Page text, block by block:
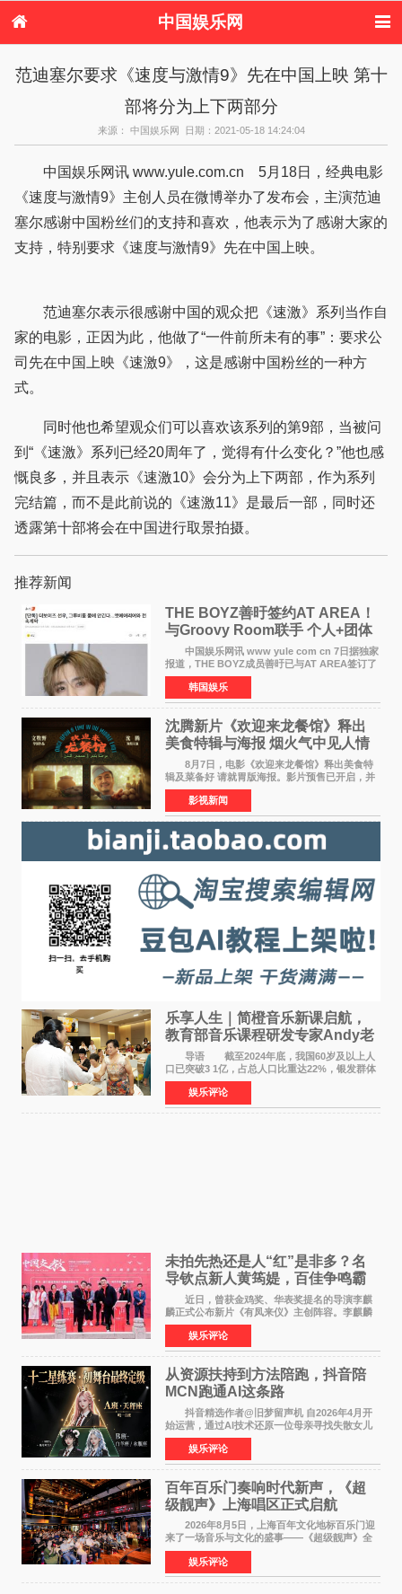
中国娱乐网
港台娱乐
日本娱乐 韩国娱乐
欧美娱乐
音乐新闻 影视新闻
港台明星八卦
日本韩国明星
欧美明星八卦
范迪塞尔要求《速度与激情9》先在中国上映 第十
部将分为上下两部分
来源： 中国娱乐网 日期：2021-05-18 14:24:04
中国娱乐网讯 www.yule.com.cn 5月18日，经典电影
《速度与激情9》主创人员在微博举办了发布会，主演范迪
塞尔感谢中国粉丝们的支持和喜欢，他表示为了感谢大家的
支持，特别要求《速度与激情9》先在中国上映。
范迪塞尔表示很感谢中国的观众把《速激》系列当作自
家的电影，正因为此，他做了“一件前所未有的事”：要求公
司先在中国上映《速激9》，这是感谢中国粉丝的一种方
式。
同时他也希望观众们可以喜欢该系列的第9部，当被问
到“《速激》系列已经20周年了，觉得有什么变化？”他也感
慨良多，并且表示《速激10》会分为上下两部，作为系列
完结篇，而不是此前说的《速激11》是最后一部，同时还
透露第十部将会在中国进行取景拍摄。
推荐新闻
THE BOYZ善旴签约AT AREA！
与Groovy Room联手 个人+团体
活动并行
中国娱乐网讯 www yule com cn 7日据独家
报道，THE BOYZ成员善旴已与AT AREA签订了
专属合约。AT AREA是由知名制作人组合
Groovy Room创立的hip-hop厂牌，旗下拥有多
位实力派音乐人，在韩
韩国娱乐
沈腾新片《欢迎来龙餐馆》释出
美食特辑与海报 烟火气中见人情
温暖
8月7日，电影《欢迎来龙餐馆》释出美食特
辑及菜备好 请就胃版海报。影片预售已开启，并
将于8月8日至10日14:00-21:00举行全国超前点
映。电影《欢迎来龙餐馆》作为战争美食喜剧大
片，讲述了中国
影视新闻
乐享人生｜简橙音乐新课启航，
教育部音乐课程研发专家Andy老
师重磅入驻领航银龄琴声
导语 截至2024年底，我国60岁及以上人
口已突破3 1亿，占总人口比重达22%，银发群体
的精神文化需求日益凸显。2024年1月，国务院办
公厅印发《关于发展银发经济增进老年人福祉的
意见》——这是
娱乐评论
未拍先热还是人“红”是非多？名
导钦点新人黄筠媞，百佳争鸣霸
气回应
近日，曾获金鸡奖、华表奖提名的导演李麒
麟正式公布新片《有凤来仪》主创阵容。李麒麟
早年凭电影《华容道》获得金鸡奖、华表奖提
名，此后长期参与国内外电影制作，其担任制片
人参与的作品亦曾
娱乐评论
从资源扶持到方法陪跑，抖音陪
MCN跑通AI这条路
抖音精选作者@旧梦留声机 自2026年4月开
始运营，通过AI技术还原一位母亲寻找失散女儿
的故事，凭借强情感表达获得大量用户关注，发
布仅21小时便获得超1亿曝光、超1000万互动。
此后，账号持续沿
娱乐评论
百年百乐门奏响时代新声，《超
级靓声》上海唱区正式启航
2026年8月5日，上海百年文化地标百乐门迎
来了一场音乐与文化的盛事——《超级靓声》全
国励志音乐公益节目上海唱区新闻发布会暨启动
仪式在此隆重举行。各界领导、嘉宾与媒体朋友
齐聚一堂，共同
娱乐评论